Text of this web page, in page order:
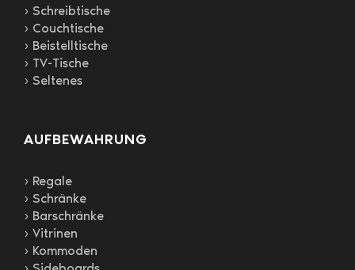
› Schreibtische
› Couchtische
› Beistelltische
› TV-Tische
› Seltenes
AUFBEWAHRUNG
› Regale
› Schränke
› Barschränke
› Vitrinen
› Kommoden